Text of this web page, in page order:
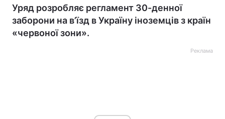
Уряд розробляє регламент 30-денної
заборони на в’їзд в Україну іноземців з країн
«червоної зони».
Реклама